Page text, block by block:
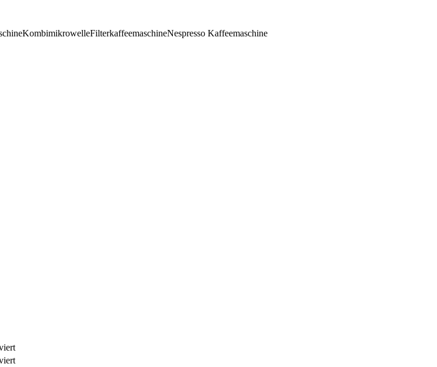
KombimikrowelleFilterkaffeemaschineNespresso Kaffeemaschine